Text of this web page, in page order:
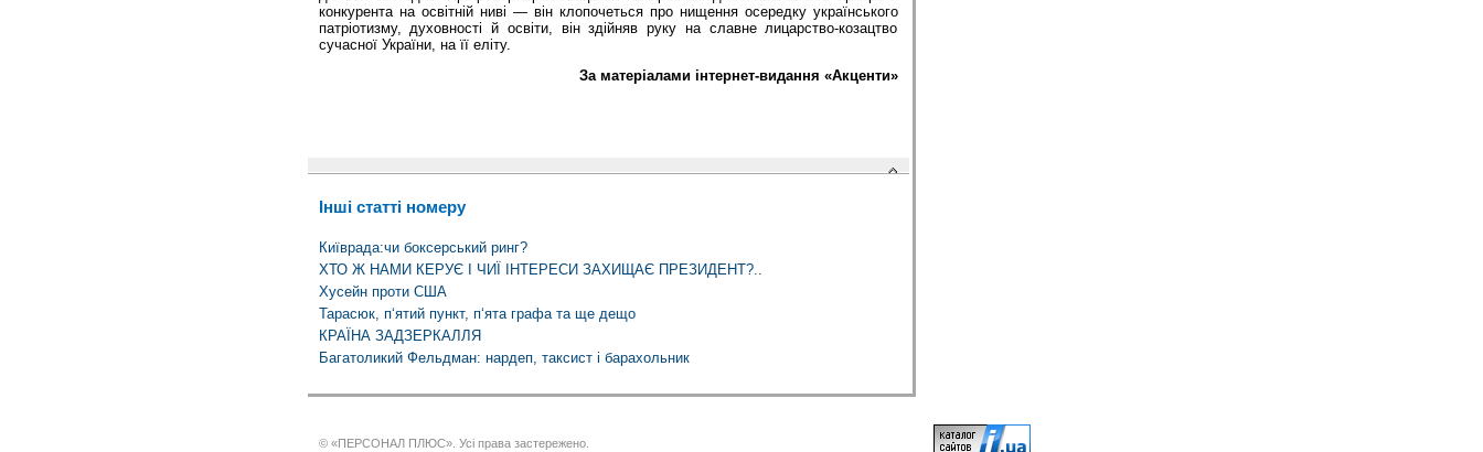
конкурента на освітній ниві — він клопочеться про нищення осередку українського
патріотизму, духовності й освіти, він здійняв руку на славне лицарство-козацтво
сучасної України, на її еліту.
За матеріалами інтернет-видання «Акценти»
Інші статті номеру
Київрада:чи боксерський ринг?
ХТО Ж НАМИ КЕРУЄ І ЧИЇ ІНТЕРЕСИ ЗАХИЩАЄ ПРЕЗИДЕНТ?..
Хусейн проти США
Тарасюк, п‘ятий пункт, п‘ята графа та ще дещо
КРАЇНА ЗАДЗЕРКАЛЛЯ
Багатоликий Фельдман: нардеп, таксист і барахольник
© «ПЕРСОНАЛ ПЛЮС». Усі права застережено.